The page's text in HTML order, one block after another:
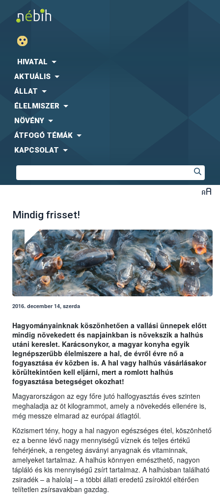
HIVATAL
AKTUÁLIS
ÁLLAT
ÉLELMISZER
NÖVÉNY
ÁTFOGÓ TÉMÁK
KAPCSOLAT
Mindig frisset!
2016. december 14, szerda
Hagyományainknak köszönhetően a vallási ünnepek előtt
mindig növekedett és napjainkban is növekszik a halhús
utáni kereslet. Karácsonykor, a magyar konyha egyik
legnépszerűbb élelmiszere a hal, de évről évre nő a
fogyasztása év közben is. A hal vagy halhús vásárlásakor
körültekintően kell eljárni, mert a romlott halhús
fogyasztása betegséget okozhat!
Magyarországon az egy főre jutó halfogyasztás éves szinten
meghaladja az öt kilogrammot, amely a növekedés ellenére is,
még messze elmarad az európai átlagtól.
Közismert tény, hogy a hal nagyon egészséges étel, köszönhető
ez a benne lévő nagy mennyiségű víznek és teljes értékű
fehérjének, a rengeteg ásványi anyagnak és vitaminnak,
amelyeket tartalmaz. A halhús könnyen emészthető, nagyon
tápláló és kis mennyiségű zsírt tartalmaz. A halhúsban található
zsiradék – a halolaj – a többi állati eredetű zsíroktól eltérően
telítetlen zsírsavakban gazdag.